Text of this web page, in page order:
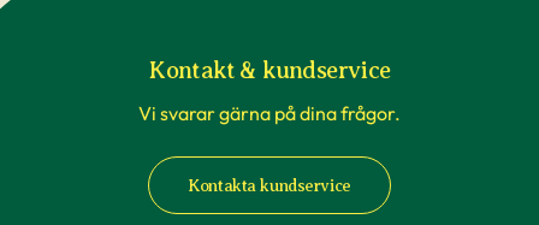
Kontakt & kundservice
Vi svarar gärna på dina frågor.
Kontakta kundservice